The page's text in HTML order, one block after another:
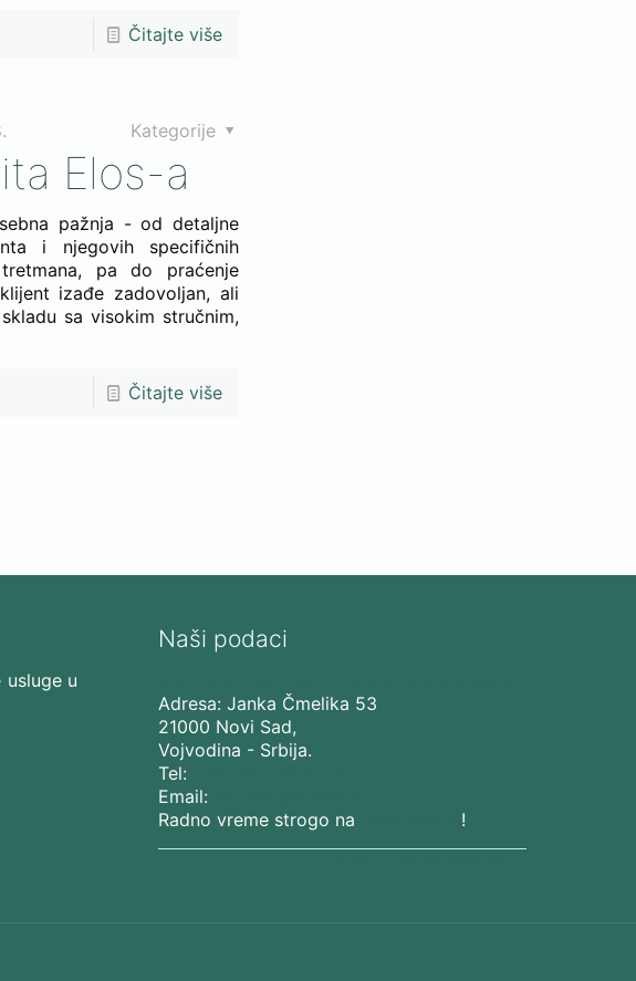
Čitajte više
Kategorije
Elos-a
pažnja - od detaljne
i njegovih specifičnih
pa do praćenje
izađe zadovoljan, ali
sa visokim stručnim,
Čitajte više
usluge u
Naši podaci
Adresa: Janka Čmelika 53
21000 Novi Sad,
Vojvodina - Srbija.
Tel:
Email:
Radno vreme strogo na
!